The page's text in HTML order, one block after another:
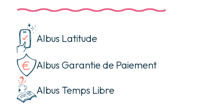
Albus Latitude
Albus Garantie de Paiement
Albus Temps Libre